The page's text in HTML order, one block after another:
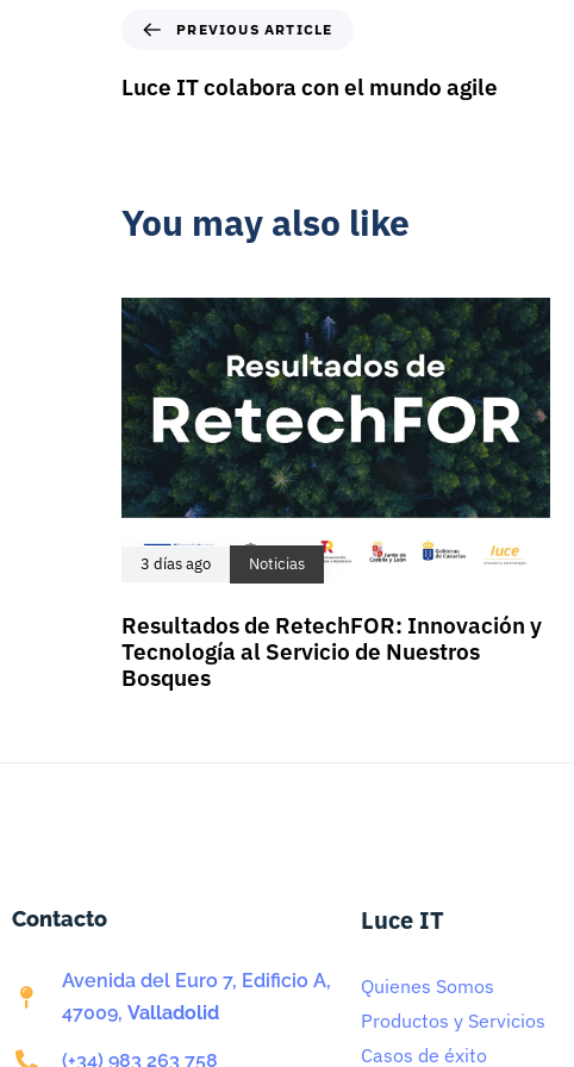
PREVIOUS ARTICLE
Luce IT colabora con el mundo agile
You may also like
3 días ago Noticias
Resultados de RetechFOR: Innovación y
Tecnología al Servicio de Nuestros
Bosques
Contacto
Avenida del Euro 7, Edificio A,
47009, Valladolid
(+34) 983 263 758
Luce IT
Quienes Somos
Productos y Servicios
Casos de éxito